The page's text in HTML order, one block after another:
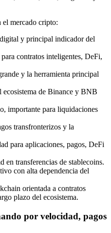
mercado cripto:
y principal indicador del
contratos inteligentes, DeFi,
y la herramienta principal
ecosistema de Binance y BNB
importante para liquidaciones
transfronterizos y la
para aplicaciones, pagos, DeFi
en transferencias de stablecoins.
con alta dependencia del
orientada a contratos
plazo del ecosistema.
por velocidad, pagos